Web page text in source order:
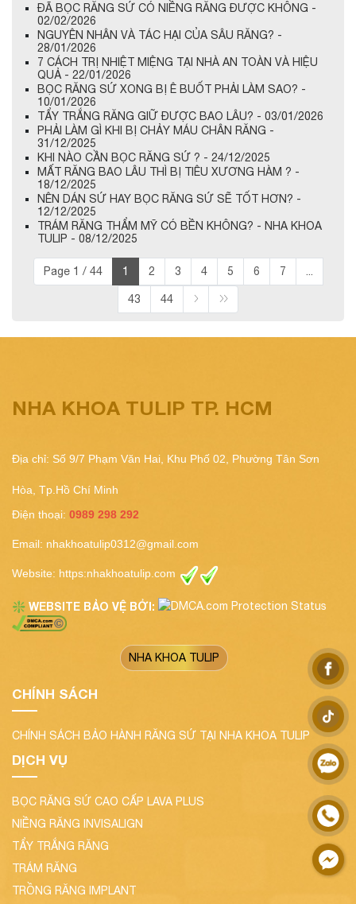
ĐÃ BỌC RĂNG SỨ CÓ NIỀNG RĂNG ĐƯỢC KHÔNG -
02/02/2026
NGUYÊN NHÂN VÀ TÁC HẠI CỦA SÂU RĂNG? -
28/01/2026
7 CÁCH TRỊ NHIỆT MIỆNG TẠI NHÀ AN TOÀN VÀ HIỆU
QUẢ - 22/01/2026
BỌC RĂNG SỨ XONG BỊ Ê BUỐT PHẢI LÀM SAO? -
10/01/2026
TẨY TRẮNG RĂNG GIỮ ĐƯỢC BAO LÂU? - 03/01/2026
PHẢI LÀM GÌ KHI BỊ CHẢY MÁU CHÂN RĂNG -
31/12/2025
KHI NÀO CẦN BỌC RĂNG SỨ ? - 24/12/2025
MẤT RĂNG BAO LÂU THÌ BỊ TIÊU XƯƠNG HÀM ? -
18/12/2025
NÊN DÁN SỨ HAY BỌC RĂNG SỨ SẼ TỐT HƠN? -
12/12/2025
TRÁM RĂNG THẨM MỸ CÓ BỀN KHÔNG? - NHA KHOA
TULIP - 08/12/2025
Page 1 / 44 1 2 3 4 5 6 7
43 44
NHA KHOA TULIP TP. HCM
Địa chỉ: Số 9/7 Phạm Văn Hai, Khu Phố 02, Phường Tân Sơn
Hòa, Tp.Hồ Chí Minh
Điện thoại: 0989 298 292
Email: nhakhoatulip0312@gmail.com
Website: https:nhakhoatulip.com
❇️ WEBSITE BẢO VỆ BỞI:
NHA KHOA TULIP
CHÍNH SÁCH
CHÍNH SÁCH BẢO HÀNH RĂNG SỨ TẠI NHA KHOA TULIP
DỊCH VỤ
BỌC RĂNG SỨ CAO CẤP LAVA PLUS
NIỀNG RĂNG INVISALIGN
TẨY TRẮNG RĂNG
TRÁM RĂNG
TRỒNG RĂNG IMPLANT